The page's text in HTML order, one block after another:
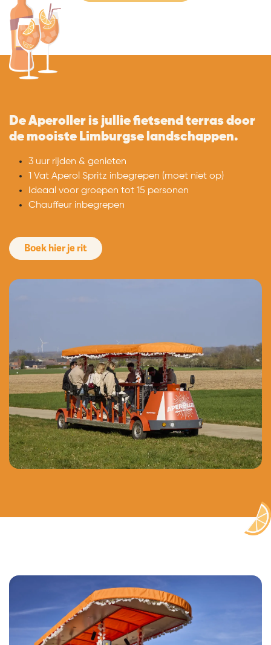
De Aperoller is jullie fietsend terras door
de mooiste Limburgse landschappen.
3 uur rijden & genieten
1 Vat Aperol Spritz inbegrepen (moet niet op)
Ideaal voor groepen tot 15 personen
Chauffeur inbegrepen
Boek hier je rit